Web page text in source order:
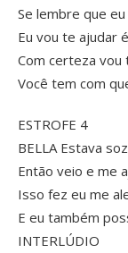
Se lembre que
Eu vou te ajudar
Com certeza vou
Você tem com
ESTROFE 4
BELLA Estava
Então veio e me
Isso fez eu me
E eu também
INTERLÚDIO